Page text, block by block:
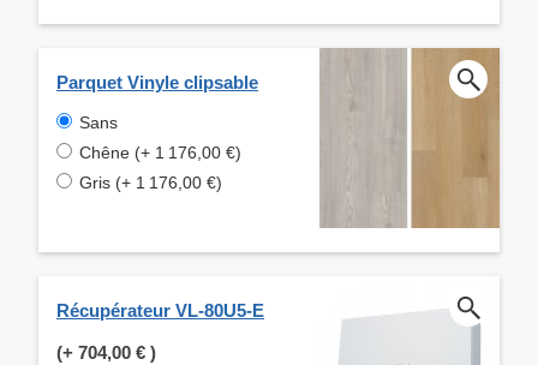
Parquet Vinyle clipsable
Sans
Chêne (+ 1 176,00 €)
Gris (+ 1 176,00 €)
Récupérateur VL-80U5-E
(+ 704,00 € )